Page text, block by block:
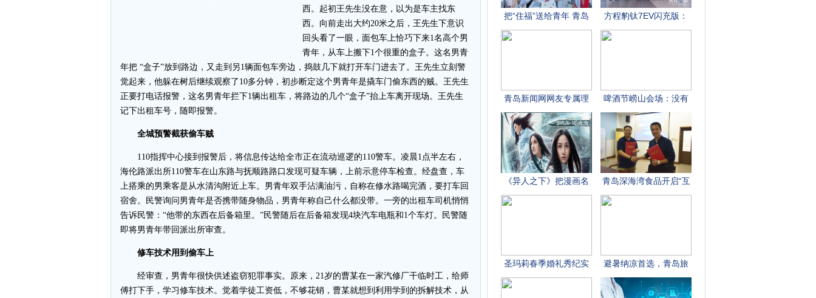
西。起初王先生没在意，以为是车主找东
西。向前走出大约20米之后，王先生下意识
回头看了一眼，面包车上恰巧下来1名高个男
青年，从车上搬下1个很重的盒子。这名男青
年把 “盒子”放到路边，又走到另1辆面包车旁边，捣鼓几下就打开车门进去了。王先生立刻警
觉起来，他躲在树后继续观察了10多分钟，初步断定这个男青年是撬车门偷东西的贼。王先生
正要打电话报警，这名男青年拦下1辆出租车，将路边的几个“盒子”抬上车离开现场。王先生
记下出租车号，随即报警。
全城预警截获偷车贼
110指挥中心接到报警后，将信息传达给全市正在流动巡逻的110警车。凌晨1点半左右，
海伦路派出所110警车在山东路与抚顺路路口发现可疑车辆，上前示意停车检查。经盘查，车
上搭乘的男乘客是从水清沟附近上车。男青年双手沾满油污，自称在修水路喝完酒，要打车回
宿舍。民警询问男青年是否携带随身物品，男青年称自己什么都没带。一旁的出租车司机悄悄
告诉民警：“他带的东西在后备箱里。”民警随后在后备箱发现4块汽车电瓶和1个车灯。民警随
即将男青年带回派出所审查。
修车技术用到偷车上
经审查，男青年很快供述盗窃犯罪事实。原来，21岁的曹某在一家汽修厂干临时工，给师
傅打下手，学习修车技术。觉着学徒工资低，不够花销，曹某就想到利用学到的拆解技术，从